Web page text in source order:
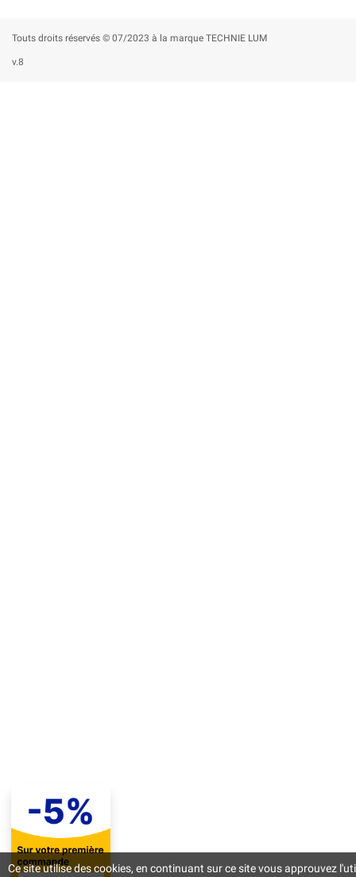
Touts droits réservés © 07/2023 à la marque TECHNIE LUM
v.8
Ce site utilise des cookies, en continuant sur ce site vous approuvez